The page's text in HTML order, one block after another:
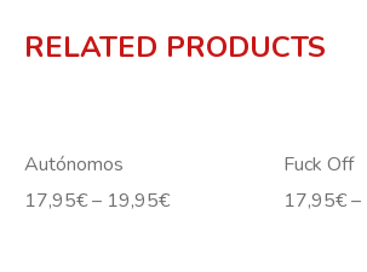
RELATED PRODUCTS
Autónomos
17,95€– 19,95€
Fuck Off
17,95€–